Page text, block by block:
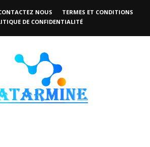
NOUS
TERMES ET CONDITIONS
DE CONFIDENTIALITÉ